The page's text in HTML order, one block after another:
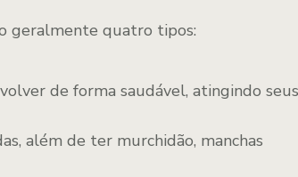
geralmente quatro tipos:
de forma saudável, atingindo seus
além de ter murchidão, manchas